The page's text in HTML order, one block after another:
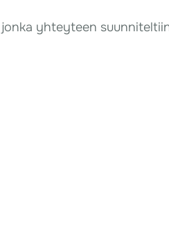
yhteyteen